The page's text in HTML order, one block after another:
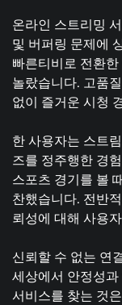
온라인 스트리밍
및 버퍼링 문제에
빠른티비로 전환
놀랐습니다. 고품
없이 즐거운 시청
한 사용자는 스트
즈를 정주행한 경
스포츠 경기를 볼
찬했습니다. 전반
뢰성에 대해 사용
신뢰할 수 없는 연
세상에서 안정성
서비스를 찾는 것